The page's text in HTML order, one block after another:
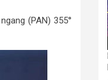
(PAN) 355°